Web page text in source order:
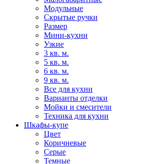
Модульные
Скрытые ручки
Размер
Мини-кухни
Узкие
3 кв. м.
5 кв. м.
6 кв. м.
9 кв. м.
Все для кухни
Варианты отделки
Мойки и смесители
Техника для кухни
Шкафы-купе
Цвет
Коричневые
Серые
Темные